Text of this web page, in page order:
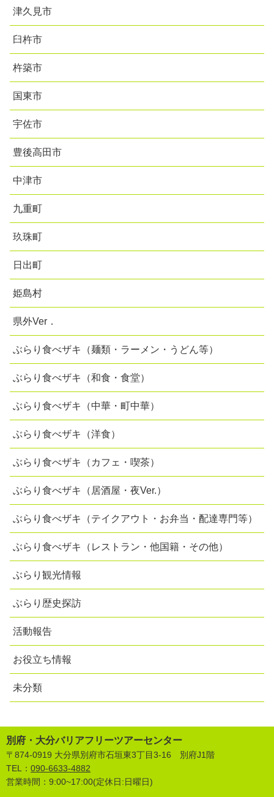
津久見市
臼杵市
杵築市
国東市
宇佐市
豊後高田市
中津市
九重町
玖珠町
日出町
姫島村
県外Ver．
ぶらり食べザキ（麺類・ラーメン・うどん等）
ぶらり食べザキ（和食・食堂）
ぶらり食べザキ（中華・町中華）
ぶらり食べザキ（洋食）
ぶらり食べザキ（カフェ・喫茶）
ぶらり食べザキ（居酒屋・夜Ver.）
ぶらり食べザキ（テイクアウト・お弁当・配達専門等）
ぶらり食べザキ（レストラン・他国籍・その他）
ぶらり観光情報
ぶらり歴史探訪
活動報告
お役立ち情報
未分類
別府・大分バリアフリーツアーセンター
〒874-0919 大分県別府市石垣東3丁目3-16 別府J1階
TEL： 090-6633-4882
営業時間：9:00~17:00(定休日:日曜日)